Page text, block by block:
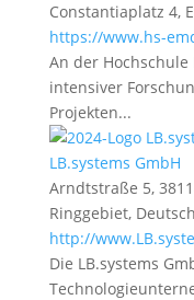
Constantiaplatz 4,
https://www.hs-
An der
intensiver
Projekten...
LB.systems GmbH
Arndtstraße 5,
Ringgebiet,
http://
Die LB.systems